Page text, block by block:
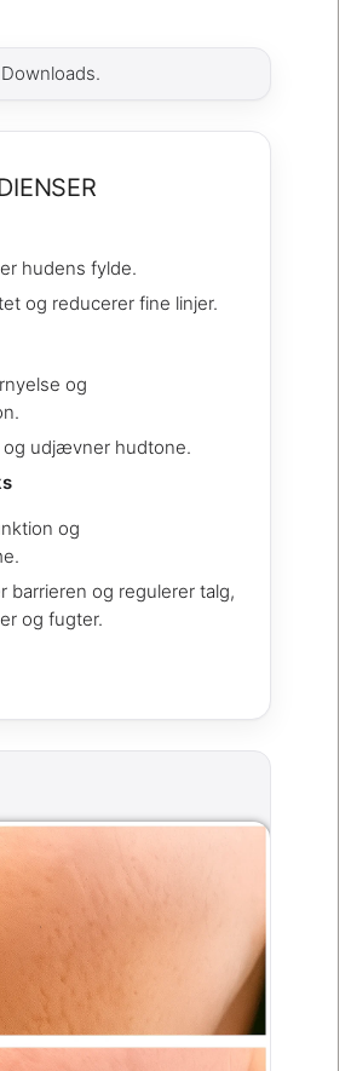
hudens fylde.
og reducerer fine linjer.
og
og udjævner hudtone.
og
barrieren og regulerer talg,
og fugter.